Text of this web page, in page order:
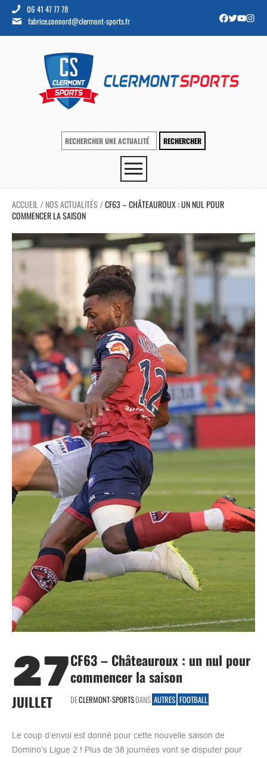
06 41 47 77 78
fabrice.connord@clermont-sports.fr
ACCUEIL / NOS ACTUALITÉS /CF63 – CHÂTEAUROUX : UN NUL POUR
COMMENCER LA SAISON
27
JUILLET
CF63 – Châteauroux : un nul pour
commencer la saison
DECLERMONT-SPORTSDANS AUTRES FOOTBALL
Le coup d’envoi est donné pour cette nouvelle saison de
Domino’s Ligue 2 ! Plus de 38 journées vont se disputer pour